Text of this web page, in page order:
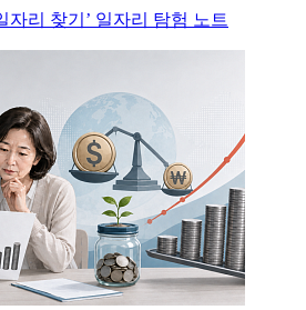
자리 찾기’ 일자리 탐험 노트